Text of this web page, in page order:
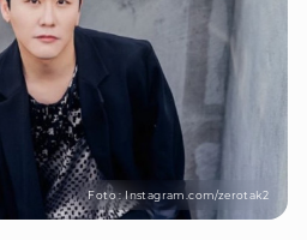
Foto : Instagram.com/zerotak2